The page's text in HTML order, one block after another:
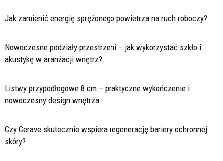
Jak zamienić energię sprężonego powietrza na ruch roboczy?
Nowoczesne podziały przestrzeni – jak wykorzystać szkło i
akustykę w aranżacji wnętrz?
Listwy przypodłogowe 8 cm – praktyczne wykończenie i
nowoczesny design wnętrza
Czy Cerave skutecznie wspiera regenerację bariery ochronnej
skóry?